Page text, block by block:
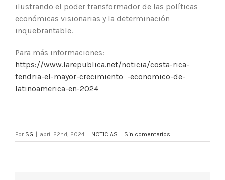
ilustrando el poder transformador de las políticas
económicas visionarias y la determinación
inquebrantable.
Para más informaciones:
https://www.larepublica.net/noticia/costa-rica-
tendria-el-mayor-crecimiento -economico-de-
latinoamerica-en-2024
Por SG abril 22nd, 2024 NOTICIAS Sin comentarios